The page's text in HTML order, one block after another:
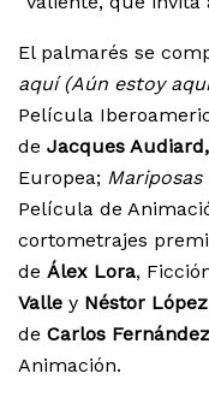
El palmarés se
aquí (Aún estoy
Película
de Jacques Audiard,
Europea; Mariposas
Película de
cortometrajes
de Álex Lora,
Valle y Néstor López
de Carlos
Animación.